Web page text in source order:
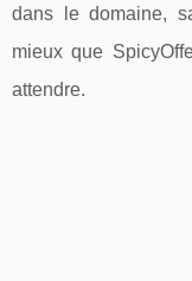
dans le domaine,
mieux que
attendre.